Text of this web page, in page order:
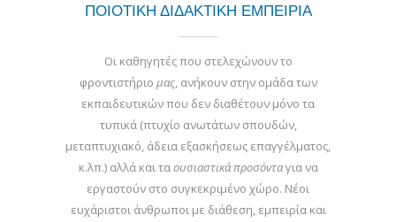
ΠΟΙΟΤΙΚΗ ΔΙΔΑΚΤΙΚΗ ΕΜΠΕΙΡΙΑ
Οι καθηγητές που στελεχώνουν το
φροντιστήριο μας, ανήκουν στην ομάδα των
εκπαιδευτικών που δεν διαθέτουν μόνο τα
τυπικά (πτυχίο ανωτάτων σπουδών,
μεταπτυχιακό, άδεια εξασκήσεως επαγγέλματος,
κ.λπ.) αλλά και ταουσιαστικά προσόνταγια να
εργαστούν στο συγκεκριμένο χώρο. Νέοι
ευχάριστοι άνθρωποι με διάθεση, εμπειρία και